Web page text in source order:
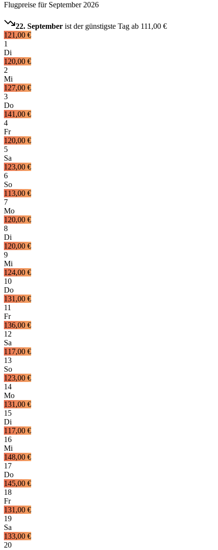
Flugpreise für September 2026
22. September ist der günstigste Tag ab 111,00 €
121,00 €
1
Di
120,00 €
2
Mi
127,00 €
3
Do
141,00 €
4
Fr
120,00 €
5
Sa
123,00 €
6
So
113,00 €
7
Mo
120,00 €
8
Di
120,00 €
9
Mi
124,00 €
10
Do
131,00 €
11
Fr
136,00 €
12
Sa
117,00 €
13
So
123,00 €
14
Mo
131,00 €
15
Di
117,00 €
16
Mi
148,00 €
17
Do
145,00 €
18
Fr
131,00 €
19
Sa
133,00 €
20